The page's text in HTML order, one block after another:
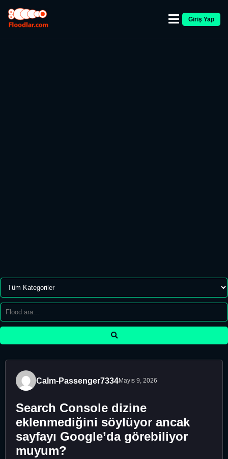
Giriş Yap
Calm-Passenger7334Mayıs 9, 2026
Search Console dizine
eklenmediğini söylüyor ancak
sayfayı Google’da görebiliyor
muyum?